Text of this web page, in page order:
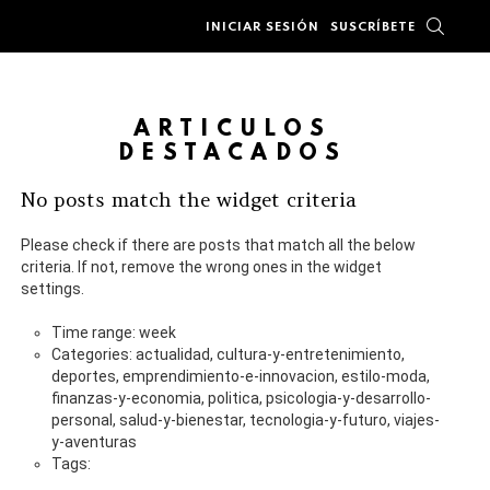
INICIAR SESIÓN SUSCRÍBETE
ARTÍCULOS
DESTACADOS
No posts match the widget criteria
Please check if there are posts that match all the below
criteria. If not, remove the wrong ones in the widget
settings.
Time range: week
Categories: actualidad, cultura-y-entretenimiento,
deportes, emprendimiento-e-innovacion, estilo-moda,
finanzas-y-economia, politica, psicologia-y-desarrollo-
personal, salud-y-bienestar, tecnologia-y-futuro, viajes-
y-aventuras
Tags: